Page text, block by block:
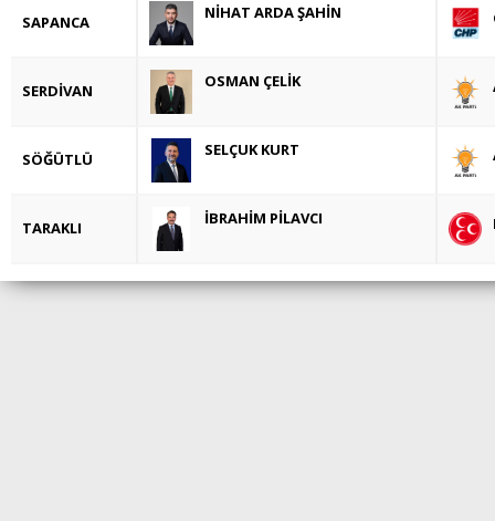
SAPANCA NİHAT ARDA ŞAHİN
SERDİVAN OSMAN ÇELİK
SÖĞÜTLÜ SELÇUK KURT
TARAKLI İBRAHİM PİLAVCI